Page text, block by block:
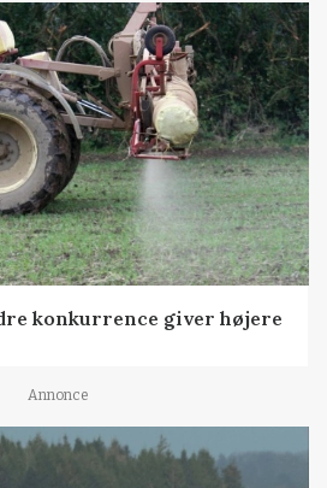
konkurrence giver højere
Annonce